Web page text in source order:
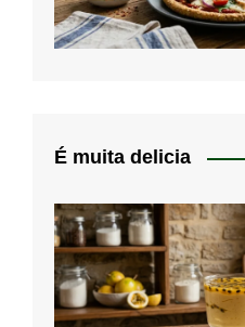
É muita delicia